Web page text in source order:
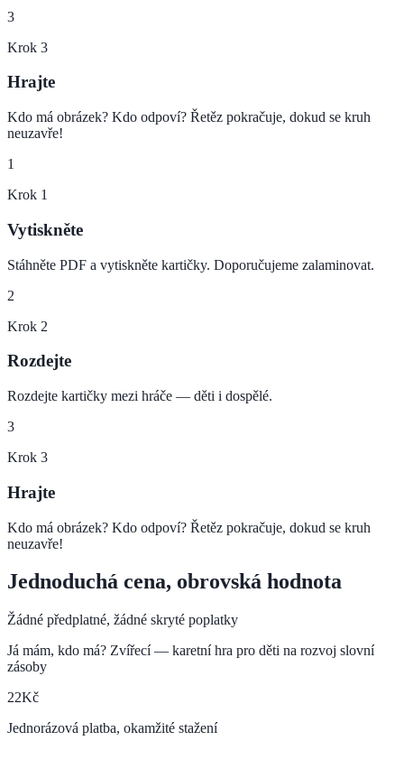
3
Krok 3
Hrajte
Kdo má obrázek? Kdo odpoví? Řetěz pokračuje, dokud se kruh
neuzavře!
1
Krok 1
Vytiskněte
Stáhněte PDF a vytiskněte kartičky. Doporučujeme zalaminovat.
2
Krok 2
Rozdejte
Rozdejte kartičky mezi hráče — děti i dospělé.
3
Krok 3
Hrajte
Kdo má obrázek? Kdo odpoví? Řetěz pokračuje, dokud se kruh
neuzavře!
Jednoduchá cena, obrovská hodnota
Žádné předplatné, žádné skryté poplatky
Já mám, kdo má? Zvířecí — karetní hra pro děti na rozvoj slovní
zásoby
22Kč
Jednorázová platba, okamžité stažení